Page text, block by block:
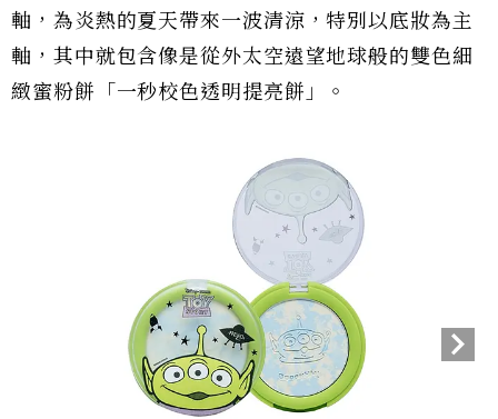
軸，為炎熱的夏天帶來一波清涼，特別以底妝為主
軸，其中就包含像是從外太空遠望地球般的雙色細
緻蜜粉餅「一秒校色透明提亮餅」。